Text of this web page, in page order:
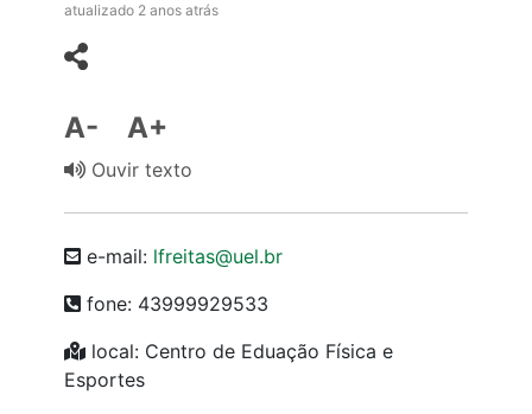
atualizado 2 anos atrás
A- A+
Ouvir texto
e-mail: lfreitas@uel.br
fone: 43999929533
local: Centro de Eduação Física e
Esportes